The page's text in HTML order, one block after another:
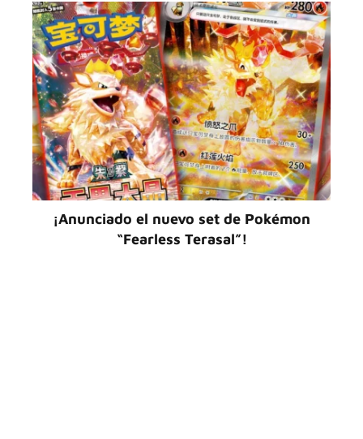
¡Anunciado el nuevo set de Pokémon
“Fearless Terasal”!